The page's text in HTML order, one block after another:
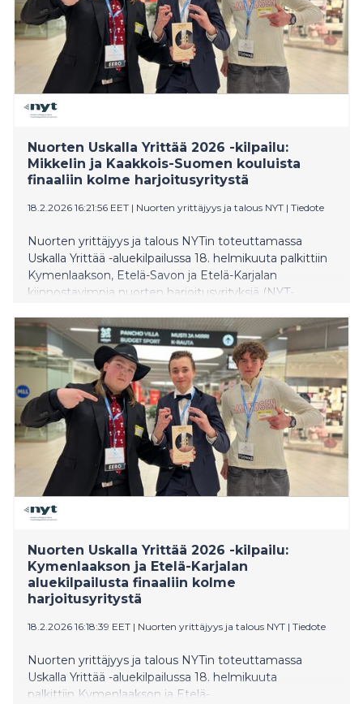
Pietarsaaresta.
Nuorten Uskalla Yrittää 2026 -kilpailu:
Mikkelin ja Kaakkois-Suomen kouluista
finaaliin kolme harjoitusyritystä
18.2.2026 16:21:56 EET | Nuorten yrittäjyys ja talous NYT | Tiedote
Nuorten yrittäjyys ja talous NYTin toteuttamassa
Uskalla Yrittää -aluekilpailussa 18. helmikuuta palkittiin
Kymenlaakson, Etelä-Savon ja Etelä-Karjalan
kiinnostavimpia nuorten harjoitusyrityksiä (NYT-
osallistui 21 yritystä ja noin 60 nuorta alueen eri
oppilaitoksista. Kolmen yrityksen tie jatkuu finaaliin
huhtikuussa. Tapahtumassa jaettiin myös alueellinen
Vuoden yrittäjyyskasvatusopettajan tunnustus, jonka
sai Anne Jaakola Pappilansalmen koulusta Haminasta.
Nuorten Uskalla Yrittää 2026 -kilpailu:
Kymenlaakson ja Etelä-Karjalan
aluekilpailusta finaaliin kolme
harjoitusyritystä
18.2.2026 16:18:39 EET | Nuorten yrittäjyys ja talous NYT | Tiedote
Nuorten yrittäjyys ja talous NYTin toteuttamassa
Uskalla Yrittää -aluekilpailussa 18. helmikuuta
palkittiin Kymenlaakson ja Etelä-